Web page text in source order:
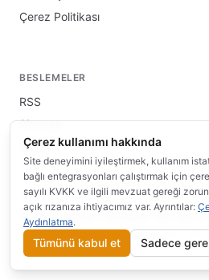
Çerez Politikası
BESLEMELER
RSS
Sitemap
llms.txt
© 2026 INFRA Teknoloji / Wi.com.tr ·
Çerez Tercihlerim·Bu site
Çerez kullanımı hakkında
Site deneyimini iyileştirmek, kullanım
bağlı entegrasyonları çalıştırmak için
sayılı KVKK ve ilgili mevzuat gereği
açık rızanıza ihtiyacımız var. Ayrıntılar:
Aydınlatma.
Tümünü kabul et Sadece